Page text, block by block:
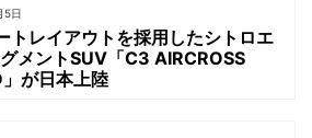
5日
トレイアウトを採用したシトロエ
メントSUV「C3 AIRCROSS
が日本上陸